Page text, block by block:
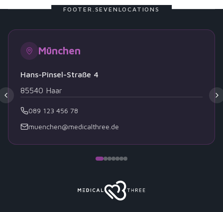
FOOTER.SEVENLOCATIONS
München
Hans-Pinsel-Straße 4
85540 Haar
089 123 456 78
muenchen@medicalthree.de